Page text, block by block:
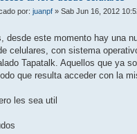
por: juanpf » Sab Jun 16, 2012
desde este momento hay una
celulares, con sistema
Tapatalk. Aquellos que ya
que resulta acceder con la
les sea util